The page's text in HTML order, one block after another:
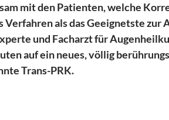
mit den Patienten, welche
Verfahren als das Geeignetste
und Facharzt für
auf ein neues, völlig
Trans-PRK.